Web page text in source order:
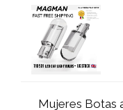
Mujeres Botas